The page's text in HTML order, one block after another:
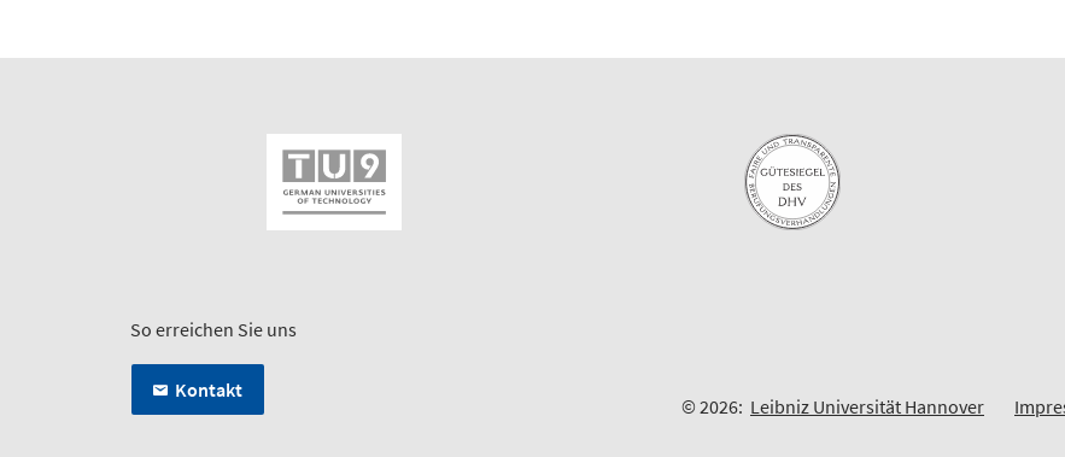
So erreichen Sie uns
Kontakt
© 2026: Leibniz Universität Hannover